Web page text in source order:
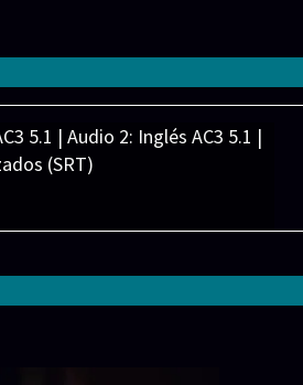
McKellen,Lesley Manville,Mark
5.1 | Audio 2: Inglés AC3 5.1 |
(SRT)